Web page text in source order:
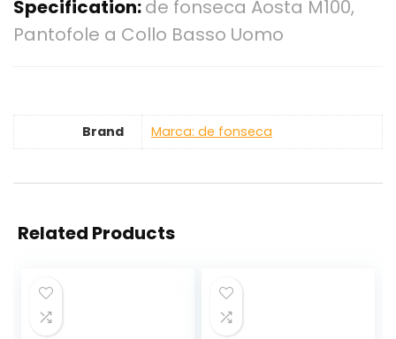
Specification:de fonseca Aosta M100,
Pantofole a Collo Basso Uomo
Brand Marca: de fonseca
Related Products